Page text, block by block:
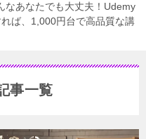
あなたでも大丈夫！Udemy
ば、1,000円台で高品質な講
事一覧